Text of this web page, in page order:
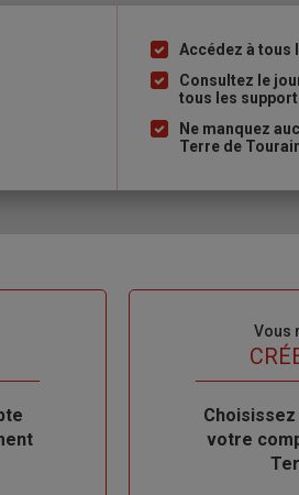
Liste
à
puce
Accédez à tous
Consultez le
tous les
Ne manquez
Terre de
Vous
TITRE
Body
votre